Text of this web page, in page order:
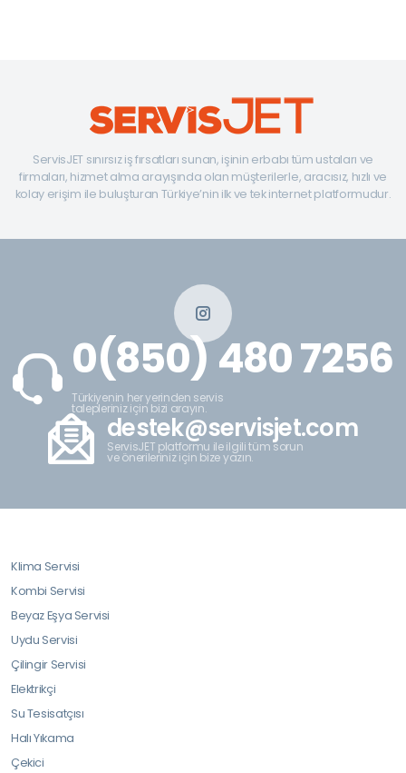
ServisJET sınırsız iş fırsatları sunan, işinin erbabı tüm ustaları ve
firmaları, hizmet alma arayışında olan müşterilerle, aracısız, hızlı ve
kolay erişim ile buluşturan Türkiye’nin ilk ve tek internet platformudur.
0(850) 480 7256
Türkiyenin her yerinden servis
talepleriniz için bizi arayın.
destek@servisjet.com
ServisJET platformu ile ilgili tüm sorun
ve önerileriniz için bize yazın.
Klima Servisi
Kombi Servisi
Beyaz Eşya Servisi
Uydu Servisi
Çilingir Servisi
Elektrikçi
Su Tesisatçısı
Halı Yıkama
Çekici